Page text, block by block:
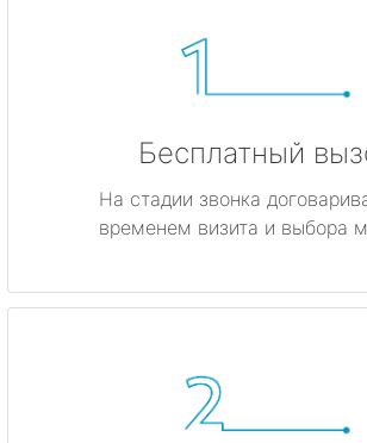
Бесплатный
На стадии звонка
временем визита и выбора